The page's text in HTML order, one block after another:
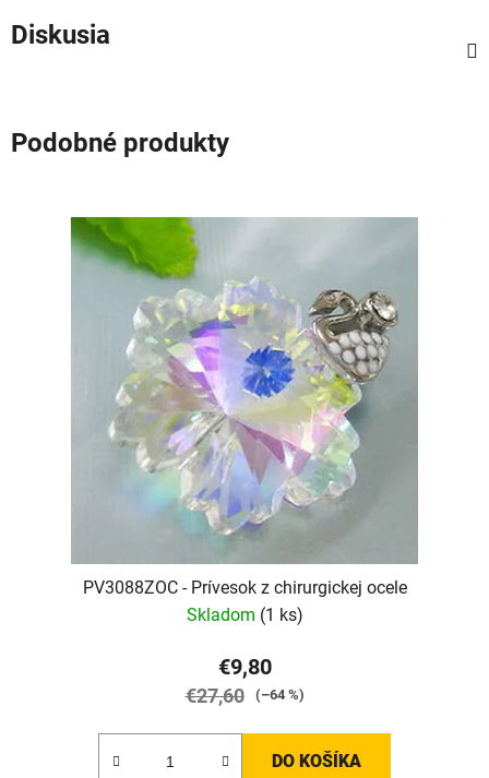
Diskusia
Podobné produkty
PV3088ZOC - Prívesok z chirurgickej ocele
Skladom (1 ks)
€9,80
€27,60 (–64 %)
DO KOŠÍKA